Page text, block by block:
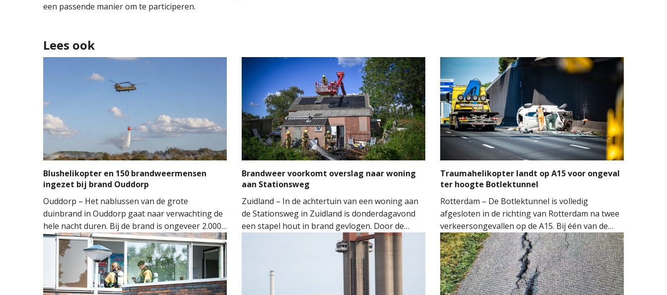
een passende manier om te participeren.
Lees ook
Blushelikopter en 150 brandweermensen
ingezet bij brand Ouddorp
Ouddorp – Het nablussen van de grote
duinbrand in Ouddorp gaat naar verwachting de
hele nacht duren. Bij de brand is ongeveer 2.000
vierkante meter natuur verloren gegaan. De
brand ontstond rond 14.00 uur, waarna de
brandweer groots opschaalde. Tientallen
brandweervoertuigen en ongeveer 150
brandweermensen werden ingezet om het vuur
Brandweer voorkomt overslag naar woning
aan Stationsweg
Zuidland – In de achtertuin van een woning aan
de Stationsweg in Zuidland is donderdagavond
een stapel hout in brand gevlogen. Door de
snelle inzet van de brandweer kon worden
voorkomen dat het vuur oversloeg naar de
Traumahelikopter landt op A15 voor ongeval
ter hoogte Botlektunnel
Rotterdam – De Botlektunnel is volledig
afgesloten in de richting van Rotterdam na twee
verkeersongevallen op de A15. Bij één van de
ongevallen sloeg een auto over de kop.
Hulpdiensten kwamen massaal ter plaatse.
Meerdere ambulances, de brandweer en het
Mobiel Medisch Team (MMT) werden ingezet. De
traumahelikopter landde op de snelweg om